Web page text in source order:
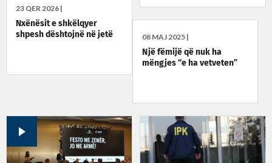
23 QER 2026 |
Nxënësit e shkëlqyer
shpesh dështojnë në jetë
08 MAJ 2025 |
Një fëmijë që nuk ha
mëngjes “e ha vetveten”